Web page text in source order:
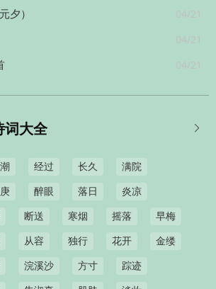
04/21
夕）
04/21
04/21

词大全
经过 长久 满院
醉眼 落日 炎凉
断送 寒烟 摇落 早梅
从容 独行 花开 金缕
浣溪沙 方寸 踪迹